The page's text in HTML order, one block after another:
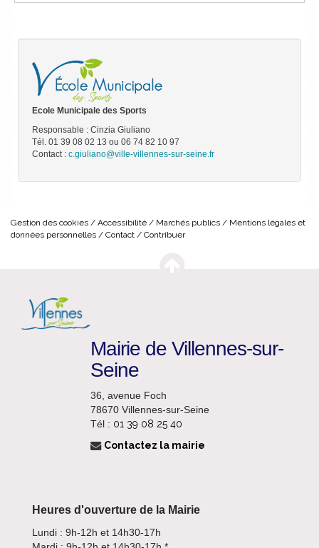
Ecole Municipale des Sports
Responsable : Cinzia Giuliano
Tél. 01 39 08 02 13 ou 06 74 82 10 97
Contact : c.giuliano@ville-villennes-sur-seine.fr
Gestion des cookies Accessibilité Marchés publics
Mentions légales et
données personnelles
Contact Contribuer
Mairie de Villennes-sur-
Seine
36, avenue Foch
78670 Villennes-sur-Seine
Tél : 01 39 08 25 40
Contactez la mairie
Heures d'ouverture de la Mairie
Lundi : 9h-12h et 14h30-17h